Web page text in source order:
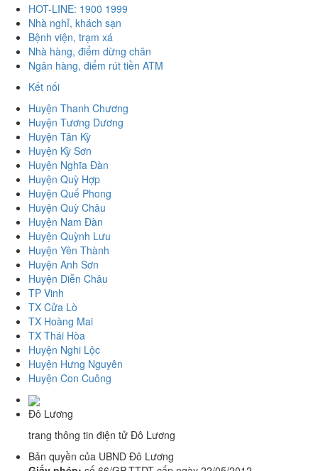
HOT-LINE: 1900 1999
Nhà nghỉ, khách sạn
Bệnh viện, trạm xá
Nhà hàng, điểm dừng chân
Ngân hàng, điểm rút tiền ATM
Kết nối
Huyện Thanh Chương
Huyện Tương Dương
Huyện Tân Kỳ
Huyện Kỳ Sơn
Huyện Nghĩa Đàn
Huyện Quỳ Hợp
Huyện Quế Phong
Huyện Quỳ Châu
Huyện Nam Đàn
Huyện Quỳnh Lưu
Huyện Yên Thành
Huyện Anh Sơn
Huyện Diễn Châu
TP Vinh
TX Cửa Lò
TX Hoàng Mai
TX Thái Hòa
Huyện Nghi Lộc
Huyện Hưng Nguyên
Huyện Con Cuông
Đô Lương
trang thông tin điện tử Đô Lương
Bản quyền của UBND Đô Lương